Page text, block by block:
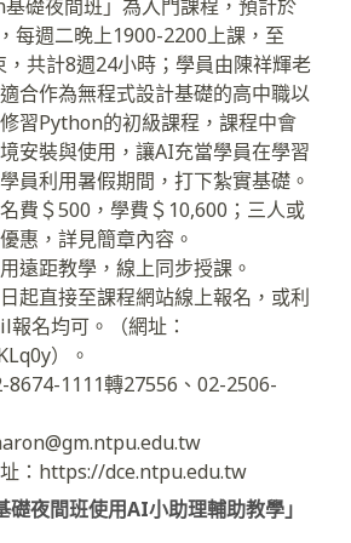
礎夜間班」為入門課程，預計於
每週二晚上1900-2200上課，至
，共計8週24小時；學員由陳祥輝老
合作為無程式設計基礎的高中職以
習Python的初級課程，課程中會
安裝與使用，讓AI充當學員在學習
員利用暑假期間，打下紮實基礎。
費＄500，學費＄10,600；三人或
惠，詳見簡章內容。
遠距教學，線上同步授課。
起直接至課程網站線上報名，或利
名均可。（網址：
）。
8674-1111轉27556、02-2506-
：https://dce.ntpu.edu.tw
礎夜間班使用AI小助理輔助教學」